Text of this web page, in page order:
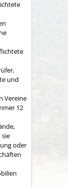
und
Vereine
12
oder